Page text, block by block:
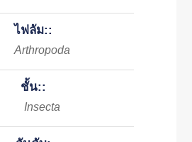
ไฟลัม::
Arthropoda
ชั้น::
Insecta